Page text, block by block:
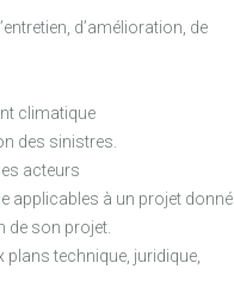
d’amélioration, de
climatique
des sinistres.
acteurs
applicables à un projet donné
de son projet.
technique, juridique,